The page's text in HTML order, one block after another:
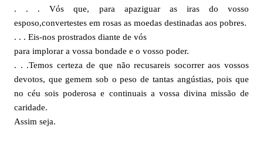
. . . Vós que, para apaziguar as iras do vosso
esposo,convertestes em rosas as moedas destinadas aos pobres.
. . . Eis-nos prostrados diante de vós
para implorar a vossa bondade e o vosso poder.
. . .Temos certeza de que não recusareis socorrer aos vossos
devotos, que gemem sob o peso de tantas angústias, pois que
no céu sois poderosa e continuais a vossa divina missão de
caridade.
Assim seja.